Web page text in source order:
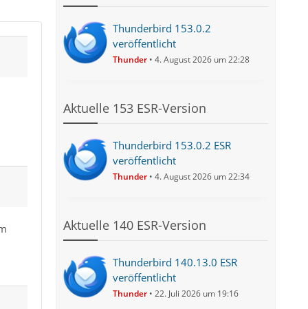
Thunderbird 153.0.2
veröffentlicht
Thunder 4. August 2026 um 22:28
Aktuelle 153 ESR-Version
Thunderbird 153.0.2 ESR
veröffentlicht
Thunder 4. August 2026 um 22:34
Aktuelle 140 ESR-Version
Thunderbird 140.13.0 ESR
veröffentlicht
Thunder 22. Juli 2026 um 19:16